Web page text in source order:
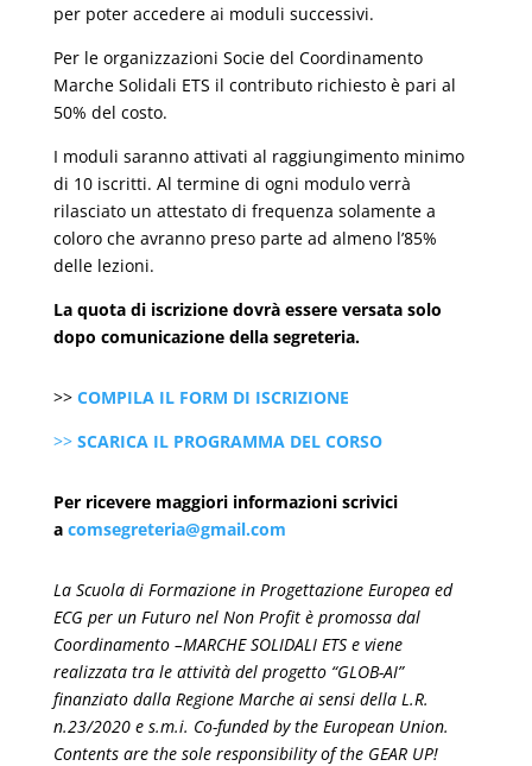
per poter accedere ai moduli successivi.
Per le organizzazioni Socie del Coordinamento
Marche Solidali ETS il contributo richiesto è pari al
50% del costo.
I moduli saranno attivati al raggiungimento minimo
di 10 iscritti. Al termine di ogni modulo verrà
rilasciato un attestato di frequenza solamente a
coloro che avranno preso parte ad almeno l’85%
delle lezioni.
La quota di iscrizione dovrà essere versata solo
dopo comunicazione della segreteria.
>> COMPILA IL FORM DI ISCRIZIONE
>> SCARICA IL PROGRAMMA DEL CORSO
Per ricevere maggiori informazioni scrivici
a comsegreteria@gmail.com
La Scuola di Formazione in Progettazione Europea ed
ECG per un Futuro nel Non Profit è promossa dal
Coordinamento –MARCHE SOLIDALI ETS e viene
realizzata tra le attività del progetto “GLOB-AI”
finanziato dalla Regione Marche ai sensi della L.R.
n.23/2020 e s.m.i. Co-funded by the European Union.
Contents are the sole responsibility of the GEAR UP!